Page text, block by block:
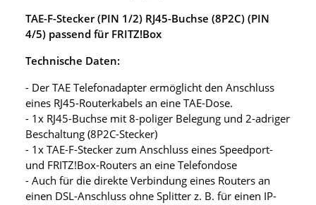
TAE-F-Stecker (PIN 1/2) RJ45-Buchse (8P2C) (PIN
4/5) passend für FRITZ!Box
Technische Daten:
- Der TAE Telefonadapter ermöglicht den Anschluss
eines RJ45-Routerkabels an eine TAE-Dose.
- 1x RJ45-Buchse mit 8-poliger Belegung und 2-adriger
Beschaltung (8P2C-Stecker)
- 1x TAE-F-Stecker zum Anschluss eines Speedport-
und FRITZ!Box-Routers an eine Telefondose
- Auch für die direkte Verbindung eines Routers an
einen DSL-Anschluss ohne Splitter z. B. für einen IP-